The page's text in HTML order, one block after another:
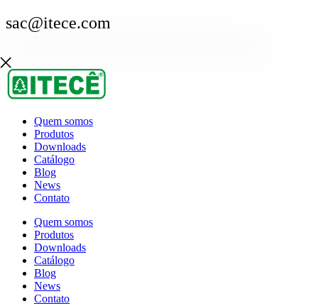
sac@itece.com
Quem somos
Produtos
Downloads
Catálogo
Blog
News
Contato
Quem somos
Produtos
Downloads
Catálogo
Blog
News
Contato